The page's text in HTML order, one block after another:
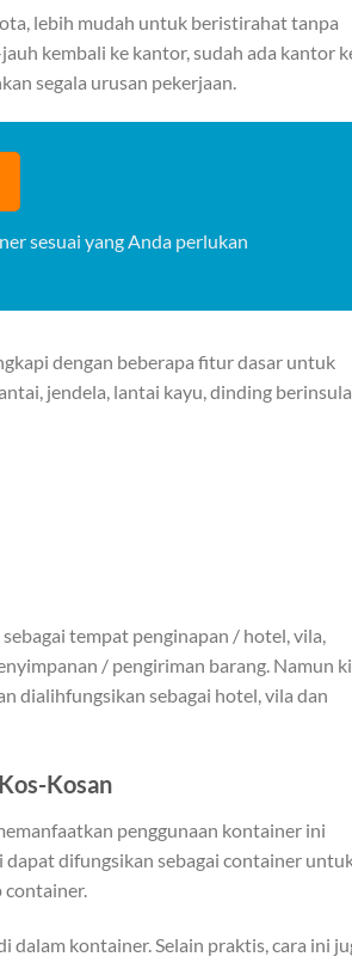
lebih mudah untuk beristirahat tanpa
kembali ke kantor, sudah ada kantor
segala urusan pekerjaan.
sesuai yang Anda perlukan
dengan beberapa fitur dasar untuk
jendela, lantai kayu, dinding
tempat penginapan / hotel, vila,
/ pengiriman barang. Namun
dialihfungsikan sebagai hotel, vila dan
Kosan
penggunaan kontainer ini
difungsikan sebagai container
container.
kontainer. Selain praktis, cara ini